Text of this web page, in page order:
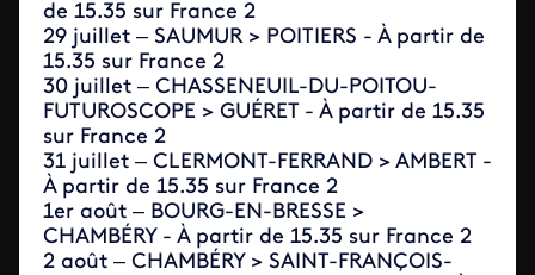
de 15.35 sur France 2
29 juillet – SAUMUR > POITIERS - À partir de
15.35 sur France 2
30 juillet – CHASSENEUIL-DU-POITOU-
FUTUROSCOPE > GUÉRET - À partir de 15.35
sur France 2
31 juillet – CLERMONT-FERRAND > AMBERT -
À partir de 15.35 sur France 2
1er août – BOURG-EN-BRESSE >
CHAMBÉRY - À partir de 15.35 sur France 2
2 août – CHAMBÉRY > SAINT-FRANÇOIS-